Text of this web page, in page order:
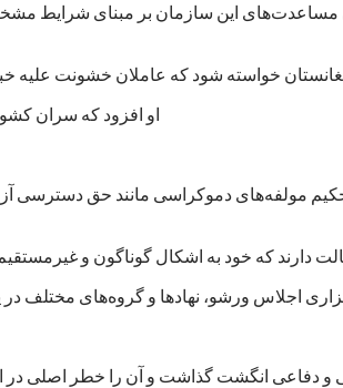
مساعدت‌های این سازمان بر مبنای شرایط
او افزود که سران
مولفه‌های دموکراسی مانند حق دسترسی